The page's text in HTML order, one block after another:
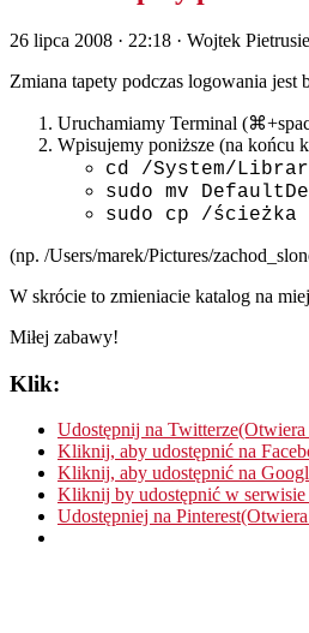
26 lipca 2008 · 22:18 · Wojtek
Zmiana tapety podczas logowania jest
Uruchamiamy Terminal
Wpisujemy poniższe (na końcu
cd /System/
sudo mv
sudo cp /ścieżka
(np. /Users/marek/Pictures/
W skrócie to zmieniacie katalog na
Miłej zabawy!
Klik:
Udostępnij na
Kliknij, aby udostępnić na
Kliknij, aby udostępnić na
Kliknij by udostępnić w
Udostępniej na